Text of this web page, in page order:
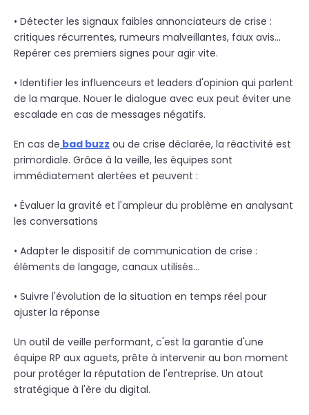
• Détecter les signaux faibles annonciateurs de crise :
critiques récurrentes, rumeurs malveillantes, faux avis...
Repérer ces premiers signes pour agir vite.
• Identifier les influenceurs et leaders d'opinion qui parlent
de la marque. Nouer le dialogue avec eux peut éviter une
escalade en cas de messages négatifs.
En cas de bad buzz ou de crise déclarée, la réactivité est
primordiale. Grâce à la veille, les équipes sont
immédiatement alertées et peuvent :
• Évaluer la gravité et l'ampleur du problème en analysant
les conversations
• Adapter le dispositif de communication de crise :
éléments de langage, canaux utilisés...
• Suivre l'évolution de la situation en temps réel pour
ajuster la réponse
Un outil de veille performant, c'est la garantie d'une
équipe RP aux aguets, prête à intervenir au bon moment
pour protéger la réputation de l'entreprise. Un atout
stratégique à l'ère du digital.